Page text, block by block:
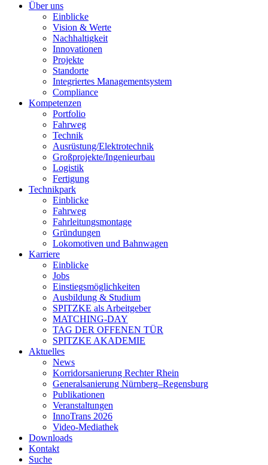
Über uns
Einblicke
Vision & Werte
Nachhaltigkeit
Innovationen
Projekte
Standorte
Integriertes Managementsystem
Compliance
Kompetenzen
Portfolio
Fahrweg
Technik
Ausrüstung/Elektrotechnik
Großprojekte/Ingenieurbau
Logistik
Fertigung
Technikpark
Einblicke
Fahrweg
Fahrleitungsmontage
Gründungen
Lokomotiven und Bahnwagen
Karriere
Einblicke
Jobs
Einstiegsmöglichkeiten
Ausbildung & Studium
SPITZKE als Arbeitgeber
MATCHING-DAY
TAG DER OFFENEN TÜR
SPITZKE AKADEMIE
Aktuelles
News
Korridorsanierung Rechter Rhein
Generalsanierung Nürnberg–Regensburg
Publikationen
Veranstaltungen
InnoTrans 2026
Video-Mediathek
Downloads
Kontakt
Suche